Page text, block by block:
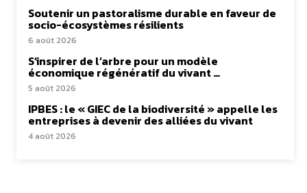
Soutenir un pastoralisme durable en faveur de
socio-écosystèmes résilients
6 août 2026
S’inspirer de l’arbre pour un modèle
économique régénératif du vivant …
5 août 2026
IPBES : le « GIEC de la biodiversité » appelle les
entreprises à devenir des alliées du vivant
4 août 2026